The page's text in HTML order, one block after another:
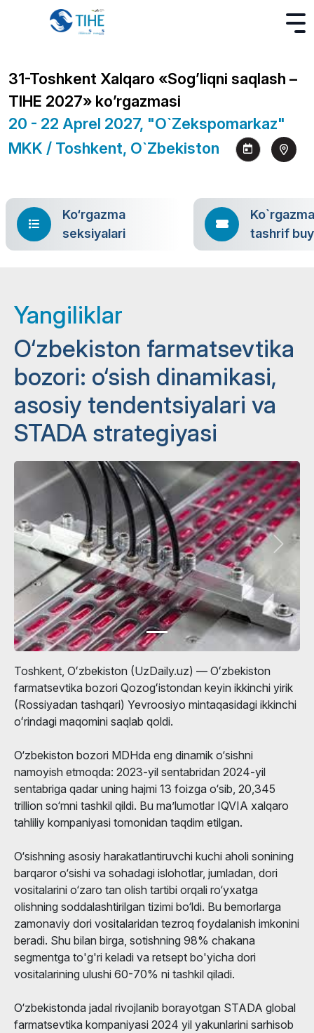
31-Toshkent Xalqaro «Sog’liqni saqlash –
TIHE 2027» ko’rgazmasi
20 - 22 Aprel 2027, "O`zekspomarkaz"
MKK / Toshkent, O`zbekiston
Ko‘rgazma
seksiyalari
tashrif
Yangiliklar
O‘zbekiston farmatsevtika
bozori: o‘sish dinamikasi,
asosiy tendentsiyalari va
STADA strategiyasi
Toshkent, Oʻzbekiston (UzDaily.uz) — Oʻzbekiston
farmatsevtika bozori Qozogʻistondan keyin ikkinchi yirik
(Rossiyadan tashqari) Yevroosiyo mintaqasidagi ikkinchi
oʻrindagi maqomini saqlab qoldi.
O‘zbekiston bozori MDHda eng dinamik o‘sishni
namoyish etmoqda: 2023-yil sentabridan 2024-yil
sentabriga qadar uning hajmi 13 foizga o‘sib, 20,345
trillion so‘mni tashkil qildi. Bu maʼlumotlar IQVIA xalqaro
tahliliy kompaniyasi tomonidan taqdim etilgan.
O‘sishning asosiy harakatlantiruvchi kuchi aholi sonining
barqaror o‘sishi va sohadagi islohotlar, jumladan, dori
vositalarini o‘zaro tan olish tartibi orqali ro‘yxatga
olishning soddalashtirilgan tizimi bo‘ldi. Bu bemorlarga
zamonaviy dori vositalaridan tezroq foydalanish imkonini
beradi. Shu bilan birga, sotishning 98% chakana
segmentga to'g'ri keladi va retsept bo'yicha dori
vositalarining ulushi 60-70% ni tashkil qiladi.
O‘zbekistonda jadal rivojlanib borayotgan STADA global
farmatsevtika kompaniyasi 2024 yil yakunlarini sarhisob